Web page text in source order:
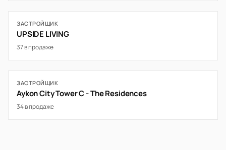
ЗАСТРОЙЩИК
UPSIDE LIVING
37 в продаже
ЗАСТРОЙЩИК
Aykon City Tower C - The Residences
34 в продаже